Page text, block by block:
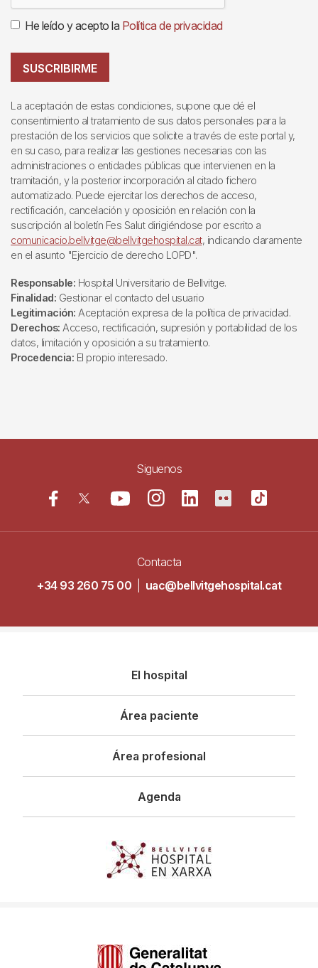
He leído y acepto la Política de privacidad
SUSCRIBIRME
La aceptación de estas condiciones, supone que dé el
consentimiento al tratamiento de sus datos personales para la
prestación de los servicios que solicite a través de este portal y,
en su caso, para realizar las gestiones necesarias con las
administraciones o entidades públicas que intervienen en la
tramitación, y la posterior incorporación al citado fichero
automatizado. Puede ejercitar los derechos de acceso,
rectificación, cancelación y oposición en relación con la
suscripción al boletín Fes Salut dirigiéndose por escrito a
comunicacio.bellvitge@bellvitgehospital.cat, indicando claramente
en el asunto "Ejercicio de derecho LOPD".
Responsable: Hospital Universitario de Bellvitge.
Finalidad: Gestionar el contacto del usuario
Legitimación: Aceptación expresa de la política de privacidad.
Derechos: Acceso, rectificación, supresión y portabilidad de los
datos, limitación y oposición a su tratamiento.
Procedencia: El propio interesado.
Siguenos
Contacta
+34 93 260 75 00
uac@bellvitgehospital.cat
principal
El hospital
Área paciente
Área profesional
Agenda